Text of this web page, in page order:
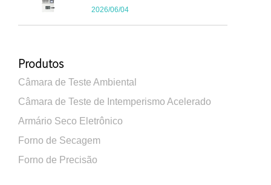
2026/06/04
Produtos
Câmara de Teste Ambiental
Câmara de Teste de Intemperismo Acelerado
Armário Seco Eletrônico
Forno de Secagem
Forno de Precisão